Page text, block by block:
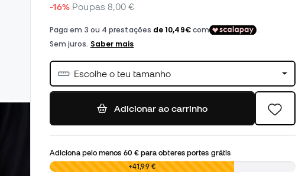
-16% Poupas 8,00 €
Escolhe o teu tamanho
Adicionar ao carrinho
Adiciona pelo menos 60 €para obteres portes grátis
0,00 € +41,99 €